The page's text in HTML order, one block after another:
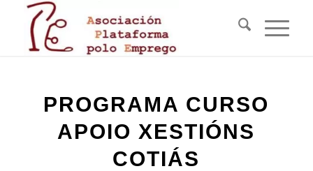
PROGRAMA CURSO
APOIO XESTIÓNS
COTIÁS